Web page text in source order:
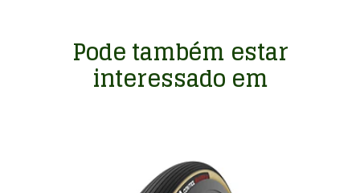
Pode também estar
interessado em